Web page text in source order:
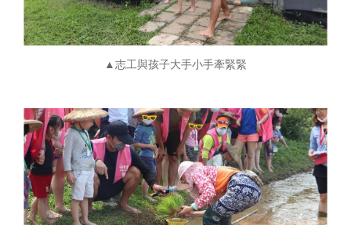
▲志工與孩子大手小手牽緊緊